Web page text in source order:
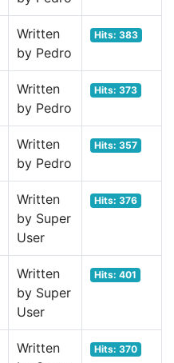
Written
by Pedro
Hits: 383
Written
by Pedro
Hits: 373
Written
by Pedro
Hits: 357
Written
by Super
User
Hits: 376
Written
by Super
User
Hits: 401
Written
Hits: 370